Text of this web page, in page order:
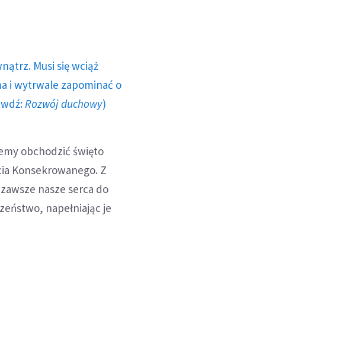
Musi się wciąż
i wytrwale zapominać o
Rozwój duchowy)
obchodzić święto
Konsekrowanego. Z
nasze serca do
napełniając je